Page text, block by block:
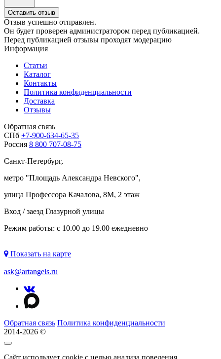
Оставить отзыв
Отзыв успешно отправлен.
Он будет проверен администратором перед публикацией.
Перед публикацией отзывы проходят модерацию
Информация
Статьи
Каталог
Контакты
Политика конфиденциальности
Доставка
Отзывы
Обратная связь
СПб +7-900-634-65-35
Россия 8 800 707-08-75
Санкт-Петербург,
метро "Площадь Александра Невского",
улица Профессора Качалова, 8М, 2 этаж
Вход / заезд Глазурной улицы
Режим работы: с 10.00 до 19.00 ежедневно
Показать на карте
ask@artangels.ru
Обратная связь Политика конфиденциальности
2014-2026 ©